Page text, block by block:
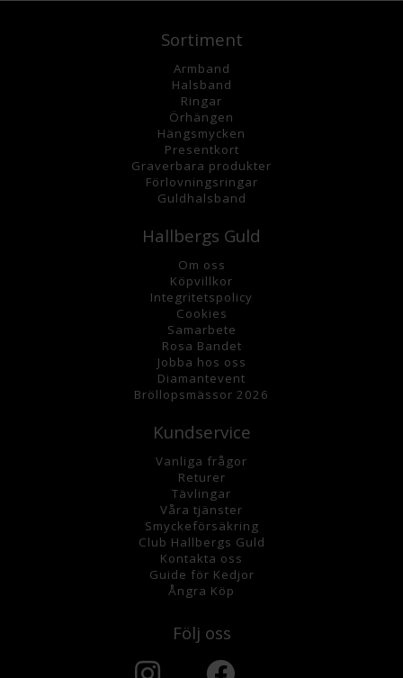
Sortiment
Armband
Halsband
Ringar
Örhängen
Hängsmycken
Presentkort
Graverbara produkter
Förlovningsringar
Guldhalsband
Hallbergs Guld
Om oss
Köpvillkor
Integritetspolicy
Cookies
Samarbete
Rosa Bandet
Jobba hos oss
Diamantevent
Bröllopsmässor 2026
Kundservice
Vanliga frågor
Returer
Tävlingar
Våra tjänster
Smyckeförsäkring
Club Hallbergs Guld
Kontakta oss
Guide för Kedjor
Ångra Köp
Följ oss